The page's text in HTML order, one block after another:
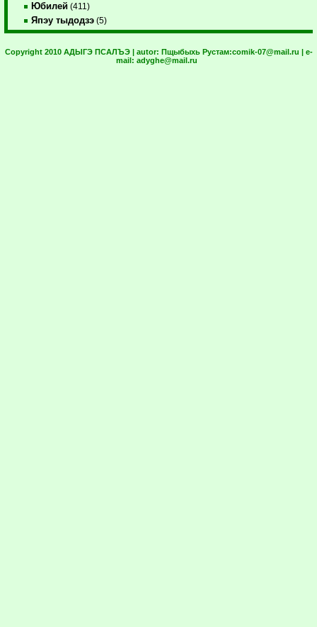
Юбилей (411)
Япэу тыдодзэ (5)
Copyright 2010 АДЫГЭ ПСАЛЪЭ | autor: Пщыбыхь Рустам:comik-07@mail.ru | e-
mail: adyghe@mail.ru